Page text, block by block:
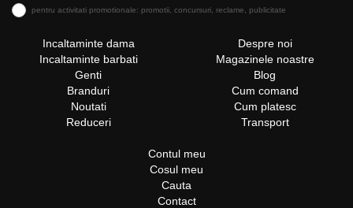
pentru activitati promotionale: promotii, concursuri, reclame, publicitate
Incaltaminte dama
Incaltaminte barbati
Genti
Branduri
Noutati
Reduceri
Despre noi
Magazinele noastre
Blog
Cum comand
Cum platesc
Transport
Contul meu
Cosul meu
Cauta
Contact